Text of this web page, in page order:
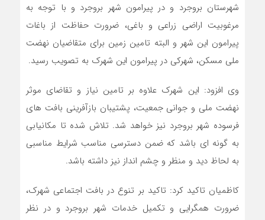
شهرستان بروجرد و در پیرامون شهر بروجرد و با توجه به
مرغوبیت اراضی زراعی و باغی، ضرورت حفاظت از باغات
پیرامون این شهر و البته تامین زمین برای متقاضیان نهضت
ملی مسکن، شهرکی در پیرامون این شهرک به تصویب رسید.
وی افزود: این شهرک علاوه بر تامین نیاز و تقاضای موثر
نهضت ملی و جوانی جمعیت، پشتیبان بازآفرینی بافت های
فرسوده شهر بروجرد نیز خواهد شد. تلاش شده تا مکانیابی
به گونه ای باشد که ضمن دسترسی مناسب شرایط مناسبی
به لحاظ دید و منظر و چشم انداز نیز داشته باشد.
کاظمیان تاکید کرد: تاکید بر تنوع در بافت اجتماعی شهرک،
ضرورت همگرایی و تکمیل خدمات شهر بروجرد و در نظر